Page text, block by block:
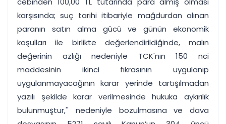
karşısında; suç tarihi itibariyle mağdurdan alınan
paranın satın alma gücü ve günün ekonomik
koşulları ile birlikte değerlendirildiğinde, malın
değerinin azlığı nedeniyle TCK'nın 150 nci
maddesinin ikinci fıkrasının uygulanıp
uygulanmayacağının karar yerinde tartışılmadan
yazılı şekilde karar verilmesinde hukuka aykırılık
bulunmuştur,'' nedeniyle bozulmasına ve dava